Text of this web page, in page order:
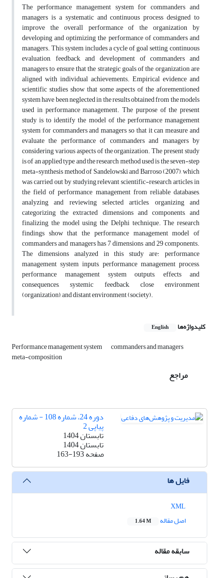
The performance management system for commanders and
managers is a systematic and continuous process designed to
improve the overall performance of the organization by
developing and optimizing the performance of commanders and
managers. This system includes a cycle of goal setting, continuous
evaluation, feedback, and development of commanders and
managers to ensure that the strategic goals of the organization are
aligned with individual achievements. Empirical evidence and
scientific studies show that some aspects of the aforementioned
system have been neglected in the results obtained from the models
used in performance management. The purpose of the present
study is to identify the model of the performance management
system for commanders and managers so that it can measure and
evaluate the performance of commanders and managers by
considering various aspects of the organization. The present study
is of an applied type and the research method used is the seven-step
meta-synthesis method of Sandelowski and Barroso (2007), which
was carried out by studying relevant scientific-research articles in
the field of performance management from reliable databases,
analyzing and reviewing selected articles, organizing and
categorizing the extracted dimensions and components, and
finalizing the model using the Delphi technique. The research
findings show that the performance management model of
commanders and managers has 7 dimensions and 29 components.
The dimensions analyzed in this study are: performance
management system inputs, performance management process,
performance management system outputs, effects and
consequences, systemic feedback, close environment
(organization), and distant environment (society).
کلیدواژه‌ها English
Performance management system commanders and managers
meta-composition
مراجع
دوره 24، شماره 108 - شماره
پیاپی 2
تابستان 1404
تابستان 1404
صفحه163-193
فایل ها
اصل مقاله
1.64 M
سابقه مقاله